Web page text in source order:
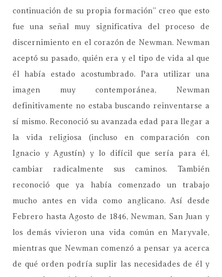
continuación de su propia formación” creo que esto
fue una señal muy significativa del proceso de
discernimiento en el corazón de Newman. Newman
aceptó su pasado, quién era y el tipo de vida al que
él había estado acostumbrado. Para utilizar una
imagen muy contemporánea, Newman
definitivamente no estaba buscando reinventarse a
sí mismo. Reconoció su avanzada edad para llegar a
la vida religiosa (incluso en comparación con
Ignacio y Agustín) y lo difícil que sería para él,
cambiar radicalmente sus caminos. También
reconoció que ya había comenzado un trabajo
mucho antes en vida como anglicano. Así desde
Febrero hasta Agosto de 1846, Newman, San Juan y
los demás vivieron una vida común en Maryvale,
mientras que Newman comenzó a pensar ya acerca
de qué orden podría suplir las necesidades de él y